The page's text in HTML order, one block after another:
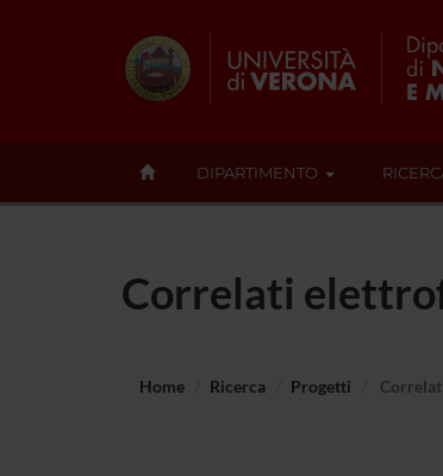
DIPARTIMENTO
Correlati
Home Ricerca Progetti